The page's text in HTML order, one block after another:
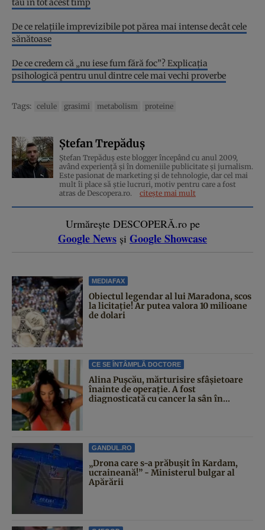
tău în tot acest timp
De ce relațiile imprevizibile pot părea mai intense decât cele
sănătoase
De ce credem că „nu iese fum fără foc”? Explicația
psihologică pentru unul dintre cele mai vechi proverbe
Tags: celule grasimi metabolism proteine
Ștefan Trepăduș
Ștefan Trepăduș este blogger începând cu anul 2009,
având experiență și în domeniile publicitate și jurnalism.
Este pasionat de marketing și de tehnologie, dar cel mai
mult îi place să știe lucruri, motiv pentru care a fost
atras de Descopera.ro.
citește mai mult
Urmărește DESCOPERĂ.ro pe
Google News și Google Showcase
MEDIAFAX
Obiectul legendar al lui Maradona, scos
la licitație! Ar putea valora 10 milioane
de dolari
CE SE ÎNTÂMPLĂ DOCTORE
Alina Pușcău, mărturisire sfâșietoare
înainte de operație. A fost
diagnosticată cu cancer la sân în...
GANDUL.RO
„Drona care s-a prăbușit în Kardam,
ucraineană!” - Ministerul bulgar al
Apărării